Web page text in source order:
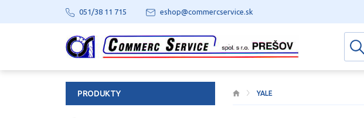
YALE
PRODUKTY
051/38 11 715 eshop@commercservice.sk